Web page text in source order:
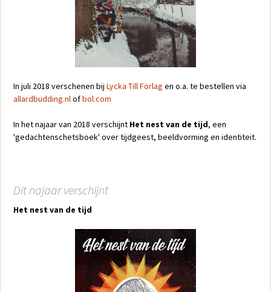
In juli 2018 verschenen bij Lycka Till Förlag en o.a. te bestellen via
allardbudding.nlofbol.com
In het najaar van 2018 verschijnt Het nest van de tijd, een
'gedachtenschetsboek' over tijdgeest, beeldvorming en identiteit.
Dit najaar verschijnt
Het nest van de tijd